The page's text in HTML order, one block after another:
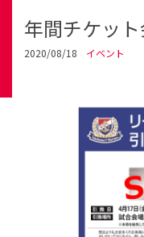
年間チケッ
2020/08/18 イベント